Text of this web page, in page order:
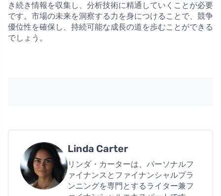
き続き情報を収集し、分析技術に精通していくことが必要
です。市場の未来を洞察する力を身につけることで、競争
優位性を確保し、持続可能な成長の道を歩むことができる
でしょう。
Linda Carter
リンダ・カーターは、パーソナルフ
ァイナンスとファイナンシャルプラ
ンニングを専門とするライター兼フ